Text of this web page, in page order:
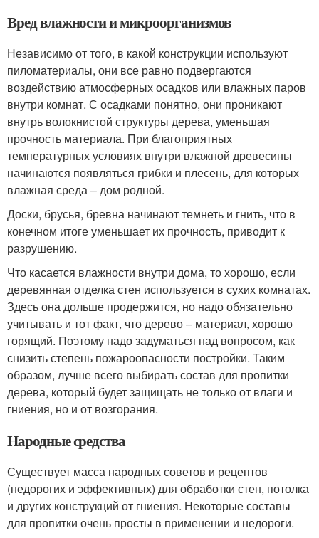
Вред влажности и микроорганизмов
Независимо от того, в какой конструкции используют
пиломатериалы, они все равно подвергаются
воздействию атмосферных осадков или влажных паров
внутри комнат. С осадками понятно, они проникают
внутрь волокнистой структуры дерева, уменьшая
прочность материала. При благоприятных
температурных условиях внутри влажной древесины
начинаются появляться грибки и плесень, для которых
влажная среда – дом родной.
Доски, брусья, бревна начинают темнеть и гнить, что в
конечном итоге уменьшает их прочность, приводит к
разрушению.
Что касается влажности внутри дома, то хорошо, если
деревянная отделка стен используется в сухих комнатах.
Здесь она дольше продержится, но надо обязательно
учитывать и тот факт, что дерево – материал, хорошо
горящий. Поэтому надо задуматься над вопросом, как
снизить степень пожароопасности постройки. Таким
образом, лучше всего выбирать состав для пропитки
дерева, который будет защищать не только от влаги и
гниения, но и от возгорания.
Народные средства
Существует масса народных советов и рецептов
(недорогих и эффективных) для обработки стен, потолка
и других конструкций от гниения. Некоторые составы
для пропитки очень просты в применении и недороги.